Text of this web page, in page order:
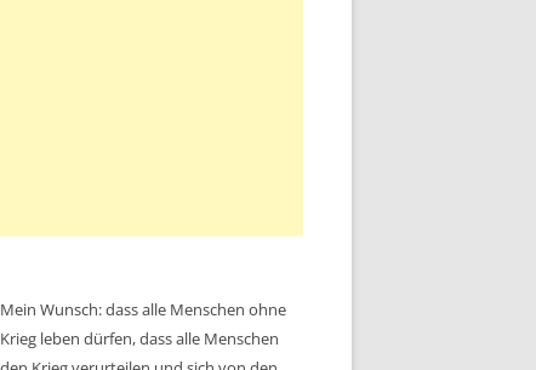
Mein Wunsch: dass alle Menschen ohne
Krieg leben dürfen, dass alle Menschen